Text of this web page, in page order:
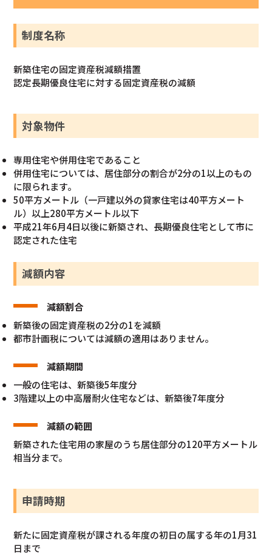
制度名称
新築住宅の固定資産税減額措置
認定長期優良住宅に対する固定資産税の減額
対象物件
専用住宅や併用住宅であること
併用住宅については、居住部分の割合が2分の1以上のもの
に限られます。
50平方メートル（一戸建以外の貸家住宅は40平方メート
ル）以上280平方メートル以下
平成21年6月4日以後に新築され、長期優良住宅として市に
認定された住宅
減額内容
減額割合
新築後の固定資産税の2分の1を減額
都市計画税については減額の適用はありません。
減額期間
一般の住宅は、新築後5年度分
3階建以上の中高層耐火住宅などは、新築後7年度分
減額の範囲
新築された住宅用の家屋のうち居住部分の120平方メートル
相当分まで。
申請時期
新たに固定資産税が課される年度の初日の属する年の1月31
日まで